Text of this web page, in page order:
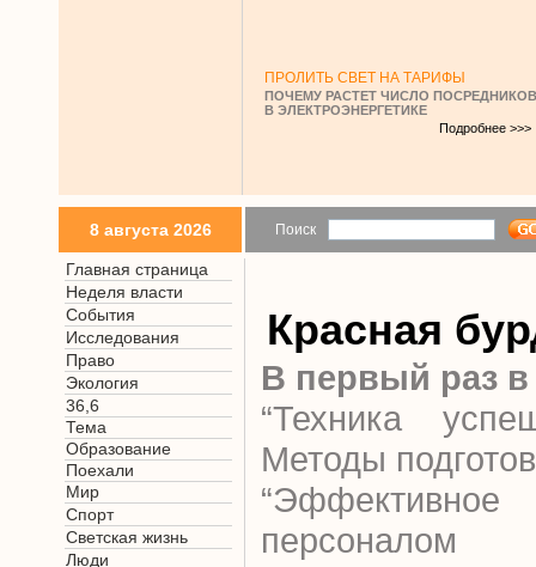
ПРОЛИТЬ СВЕТ НА ТАРИФЫ
ПОЧЕМУ РАСТЕТ ЧИСЛО ПОСРЕДНИКОВ
В ЭЛЕКТРОЭНЕРГЕТИКЕ
Подробнее >>>
8 августа 2026 Поиск
Главная страница
Неделя власти
События
Исследования
Право
Экология
36,6
Тема
Образование
Поехали
Мир
Спорт
Светская жизнь
Люди
Красная
В первый раз в
“Техника
Методы